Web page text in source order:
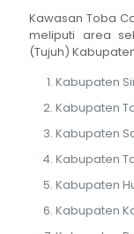
Kawasan Toba
meliputi area
(Tujuh)
Kabupaten
Kabupaten
Kabupaten
Kabupaten
Kabupaten
Kabupaten